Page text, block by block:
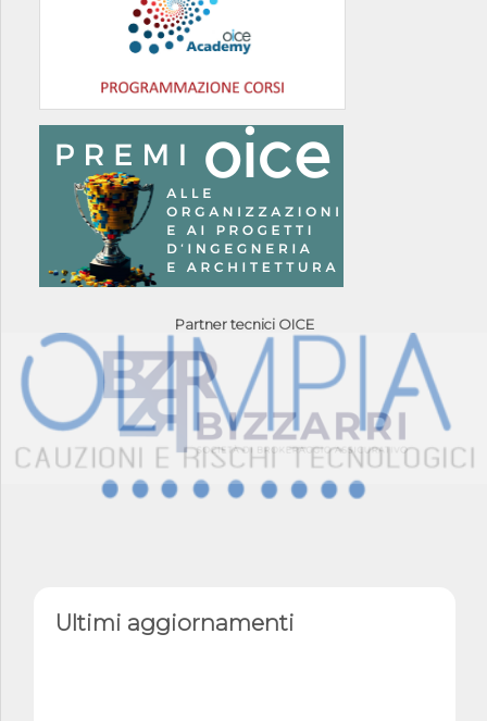
Partner tecnici OICE
Ultimi aggiornamenti